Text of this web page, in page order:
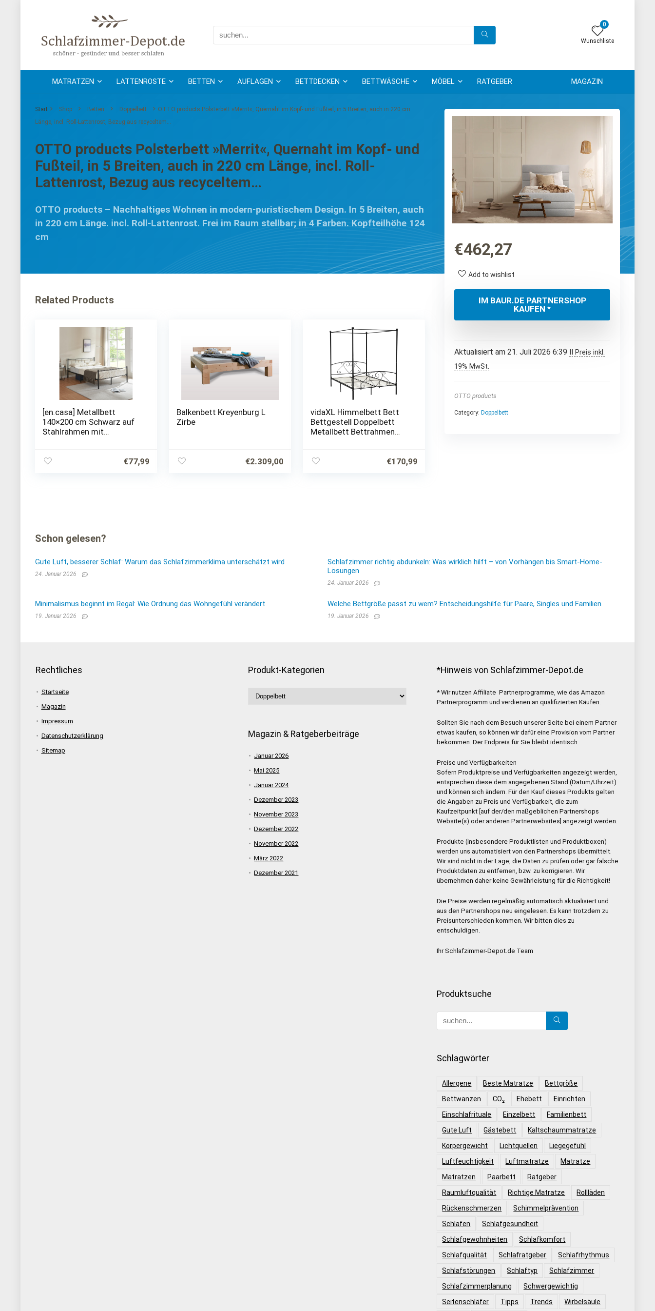
0
Wunschliste
MATRATZEN LATTENROSTE BETTEN AUFLAGEN BETTDECKEN BETTWÄSCHE MÖBEL RATGEBER MAGAZIN
Start Shop Betten Doppelbett
OTTO products Polsterbett »Merrit«, Quernaht im Kopf- und Fußteil, in 5 Breiten, auch in 220 cm
Länge, incl. Roll-Lattenrost, Bezug aus recyceltem…
OTTO products Polsterbett »Merrit«, Quernaht im Kopf- und
Fußteil, in 5 Breiten, auch in 220 cm Länge, incl. Roll-
Lattenrost, Bezug aus recyceltem…
€462,27
Add to wishlist
IM BAUR.DE PARTNERSHOP
KAUFEN *
Aktualisiert am 21. Juli 2026 6:39
II Preis inkl.
19% MwSt.
OTTO products
Category: Doppelbett
OTTO products – Nachhaltiges Wohnen in modern-puristischem Design. In 5 Breiten, auch
in 220 cm Länge. incl. Roll-Lattenrost. Frei im Raum stellbar; in 4 Farben. Kopfteilhöhe 124
cm
Related Products
[en.casa] Metallbett
140×200 cm Schwarz auf
Stahlrahmen mit
Ehebett Gästebett
€77,99
Balkenbett Kreyenburg L
Zirbe
€2.309,00
vidaXL Himmelbett Bett
Bettgestell Doppelbett
Metallbett Bettrahmen
Schlafzimmermöbel
€170,99
Schon gelesen?
Gute Luft, besserer Schlaf: Warum das Schlafzimmerklima unterschätzt wird
24. Januar 2026
Schlafzimmer richtig abdunkeln: Was wirklich hilft – von Vorhängen bis Smart-Home-
Lösungen
24. Januar 2026
Minimalismus beginnt im Regal: Wie Ordnung das Wohngefühl verändert
19. Januar 2026
Welche Bettgröße passt zu wem? Entscheidungshilfe für Paare, Singles und Familien
19. Januar 2026
Rechtliches
Startseite
Magazin
Impressum
Datenschutzerklärung
Sitemap
Produkt-Kategorien
Magazin & Ratgeberbeiträge
Januar 2026
Mai 2025
Januar 2024
Dezember 2023
November 2023
Dezember 2022
November 2022
März 2022
Dezember 2021
*Hinweis von Schlafzimmer-Depot.de
* Wir nutzen Affiliate Partnerprogramme, wie das Amazon
Partnerprogramm und verdienen an qualifizierten Käufen.
Sollten Sie nach dem Besuch unserer Seite bei einem Partner
etwas kaufen, so können wir dafür eine Provision vom Partner
bekommen. Der Endpreis für Sie bleibt identisch.
Preise und Verfügbarkeiten
Sofern Produktpreise und Verfügbarkeiten angezeigt werden,
entsprechen diese dem angegebenen Stand (Datum/Uhrzeit)
und können sich ändern. Für den Kauf dieses Produkts gelten
die Angaben zu Preis und Verfügbarkeit, die zum
Kaufzeitpunkt [auf der/den maßgeblichen Partnershops
Website(s) oder anderen Partnerwebsites] angezeigt werden.
Produkte (insbesondere Produktlisten und Produktboxen)
werden uns automatisiert von den Partnershops übermittelt.
Wir sind nicht in der Lage, die Daten zu prüfen oder gar falsche
Produktdaten zu entfernen, bzw. zu korrigieren. Wir
übernehmen daher keine Gewährleistung für die Richtigkeit!
Die Preise werden regelmäßig automatisch aktualisiert und
aus den Partnershops neu eingelesen. Es kann trotzdem zu
Preisunterschieden kommen. Wir bitten dies zu
entschuldigen.
Ihr Schlafzimmer-Depot.de Team
Produktsuche
Schlagwörter
Allergene Beste Matratze
Bettgröße
Bettwanzen
CO₂ Ehebett
Einrichten
Einschlafrituale
Einzelbett
Familienbett
Gute Luft
Gästebett
Kaltschaummatratze
Körpergewicht
Lichtquellen
Liegegefühl
Luftfeuchtigkeit
Luftmatratze
Matratze
Matratzen
Paarbett
Ratgeber
Raumluftqualität
Richtige Matratze
Rollläden
Rückenschmerzen
Schimmelprävention
Schlafen
Schlafgesundheit
Schlafgewohnheiten
Schlafkomfort
Schlafqualität
Schlafratgeber
Schlafrhythmus
Schlafstörungen
Schlaftyp
Schlafzimmer
Schlafzimmerplanung
Schwergewichtig
Seitenschläfer
Tipps Trends Wirbelsäule